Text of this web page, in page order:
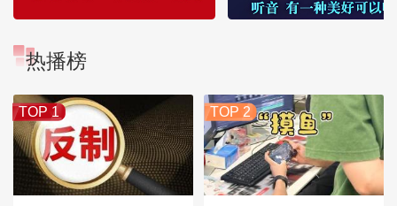
热播榜
TOP 1 TOP 2